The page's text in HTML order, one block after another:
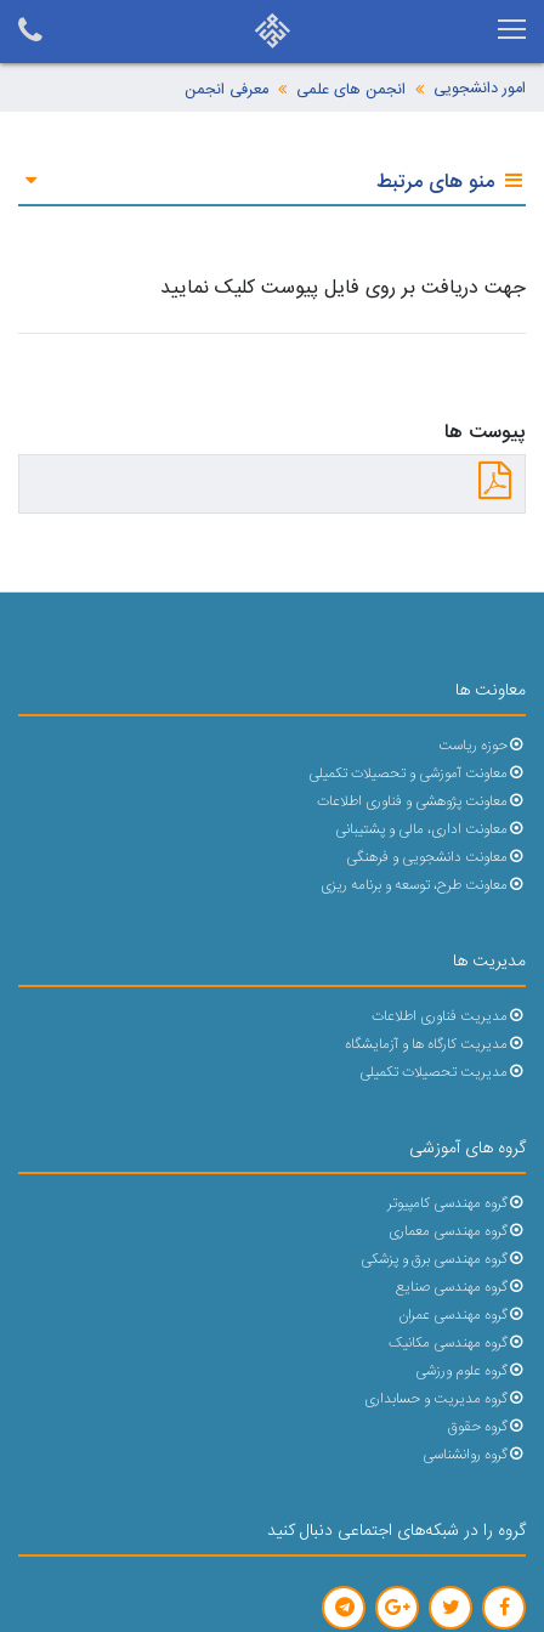
امور دانشجویی انجمن های علمی معرفی انجمن
منو های مرتبط
جهت دریافت بر روی فایل پیوست کلیک نمایید
پیوست ها
معاونت ها
حوزه ریاست
معاونت آموزشی و تحصیلات تکمیلی
معاونت پژوهشی و فناوری اطلاعات
معاونت اداری، مالی و پشتیبانی
معاونت دانشجویی و فرهنگی
معاونت طرح، توسعه و برنامه ریزی
مدیریت ها
مدیریت فناوری اطلاعات
مدیریت کارگاه ها و آزمایشگاه
مدیریت تحصیلات تکمیلی
گروه های آموزشی
گروه مهندسی کامپیوتر
گروه مهندسی معماری
گروه مهندسی برق و پزشکی
گروه مهندسی صنایع
گروه مهندسی عمران
گروه مهندسی مکانیک
گروه علوم ورزشی
گروه مدیریت و حسابداری
گروه حقوق
گروه روانشناسی
گروه را در شبکه‌های اجتماعی دنبال کنید